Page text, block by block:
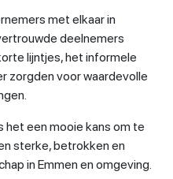
met elkaar in
deelnemers
lijntjes, het informele
zorgden voor waardevolle
het een mooie kans om te
sterke, betrokken en
in Emmen en omgeving.